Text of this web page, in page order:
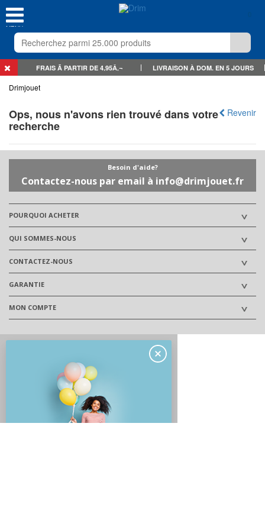
MENU
FRAIS Ã PARTIR DE 4,95Â‚¬ LIVRAISON À DOM. EN 5 JOURS
Drimjouet
Revenir
Ops, nous n'avons rien trouvé dans votre
recherche
Besoin d'aide?
Contactez-nous par email à info@drimjouet.fr
POURQUOI ACHETER
QUI SOMMES-NOUS
CONTACTEZ-NOUS
GARANTIE
MON COMPTE